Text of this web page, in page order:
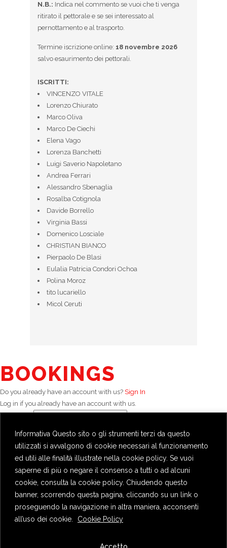
Informativa Questo sito o gli strumenti terzi da questo
utilizzati si avvalgono di cookie necessari al funzionamento
ed utili alle finalità illustrate nella cookie policy. Se vuoi
saperne di più o negare il consenso a tutti o ad alcuni
cookie, consulta la cookie policy. Chiudendo questo
banner, scorrendo questa pagina, cliccando su un link o
proseguendo la navigazione in altra maniera, acconsenti
all’uso dei cookie.
Cookie Policy
Accetto
N.B.: Indica nel commento se vuoi che ti venga
ritirato il pettorale e se sei interessato al
pernottamento e al trasporto.
Termine iscrizione online: 18 novembre 2026
salvo esaurimento dei pettorali.
ISCRITTI:
VINCENZO VITALE
Lorenzo Chiurato
Marco Oliva
Marco De Ciechi
Elena Vago
Lorenza Banchetti
Luigi Saverio Napoletano
Andrea Ferrari
Alessandro Sbenaglia
Rosalba Cotignola
Davide Borrello
Virginia Bassi
Domenico Losciale
CHRISTIAN BIANCO
Pierpaolo De Blasi
Eulalia Patricia Condori Ochoa
Polina Moroz
tito lucariello
Micol Ceruti
BOOKINGS
Do you already have an account with us? Sign In
Log in if you already have an account with us.
Username
Log In
Cancel
Remember Me
Sign Up | Lost your password?
Eventi
Ticket Type Price Spaces
Milano FYP 2026 - 21KM €50,00
Milano FYP 2026 - 10KM